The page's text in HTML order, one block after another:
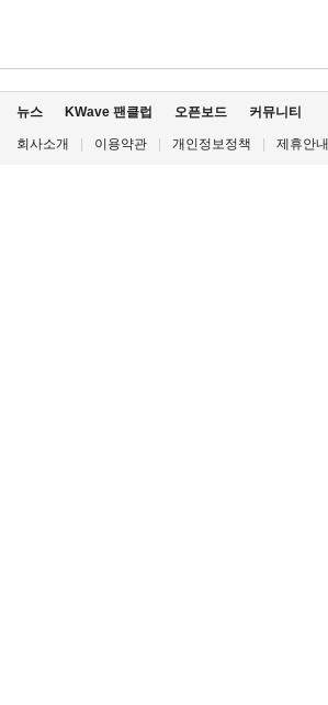
뉴스 KWave 팬클럽 오픈보드 커뮤니티
회사소개 이용약관 개인정보정책 제휴안내